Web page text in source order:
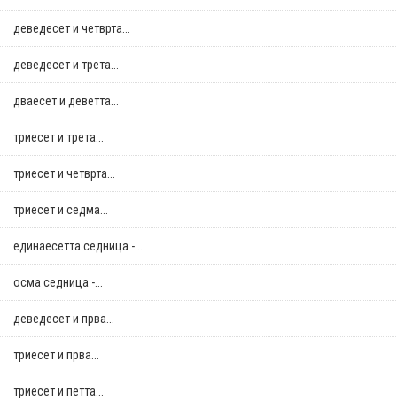
деведесет и четврта...
деведесет и трета...
дваесет и деветта...
триесет и трета...
триесет и четврта...
триесет и седма...
единаесетта седница -...
осма седница -...
деведесет и прва...
триесет и прва...
триесет и петта...